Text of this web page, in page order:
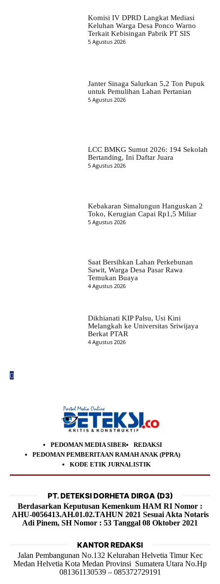
Komisi IV DPRD Langkat Mediasi
Keluhan Warga Desa Ponco Warno
Terkait Kebisingan Pabrik PT SIS
5 Agustus 2026
Janter Sinaga Salurkan 5,2 Ton Pupuk
untuk Pemulihan Lahan Pertanian
5 Agustus 2026
LCC BMKG Sumut 2026: 194 Sekolah
Bertanding, Ini Daftar Juara
5 Agustus 2026
Kebakaran Simalungun Hanguskan 2
Toko, Kerugian Capai Rp1,5 Miliar
5 Agustus 2026
Saat Bersihkan Lahan Perkebunan
Sawit, Warga Desa Pasar Rawa
Temukan Buaya
4 Agustus 2026
Dikhianati KIP Palsu, Usi Kini
Melangkah ke Universitas Sriwijaya
Berkat PTAR
4 Agustus 2026
PEDOMAN MEDIA SIBER
REDAKSI
PEDOMAN PEMBERITAAN RAMAH ANAK (PPRA)
KODE ETIK JURNALISTIK
PT. DETEKSI DORHETA DIRGA (D3)
Berdasarkan Keputusan Kemenkum HAM RI Nomor :
AHU-0056413.AH.01.02.TAHUN 2021 Sesuai Akta Notaris
Adi Pinem, SH Nomor : 53 Tanggal 08 Oktober 2021
KANTOR REDAKSI
Jalan Pembangunan No.132 Kelurahan Helvetia Timur Kec
Medan Helvetia Kota Medan Provinsi Sumatera Utara No.Hp
081361130539 – 085372729191